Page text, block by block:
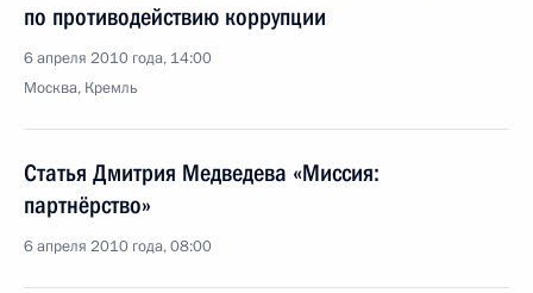
по противодействию коррупции
6 апреля 2010 года, 14:00
Москва, Кремль
Статья Дмитрия Медведева «Миссия:
партнёрство»
6 апреля 2010 года, 08:00